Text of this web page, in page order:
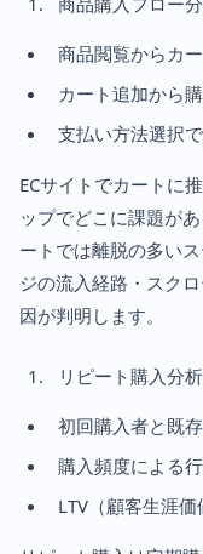
商品閲覧からカ
カート追加から
支払い方法選択
ECサイトでカートに
ップでどこに課題が
ートでは離脱の多い
ジの流入経路・スク
因が判明します。
リピート購入分析
初回購入者と既
購入頻度による
LTV（顧客生涯